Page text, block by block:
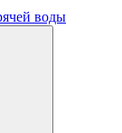
воды